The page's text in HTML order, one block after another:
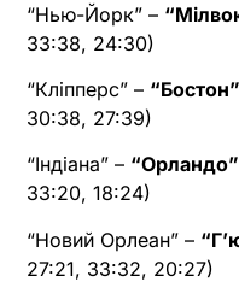
“Нью-Йорк” –
33:38, 24:30)
“Кліпперс” – “Бостон”
30:38, 27:39)
“Індіана” – “Орландо”
33:20, 18:24)
“Новий Орлеан” –
27:21, 33:32, 20:27)